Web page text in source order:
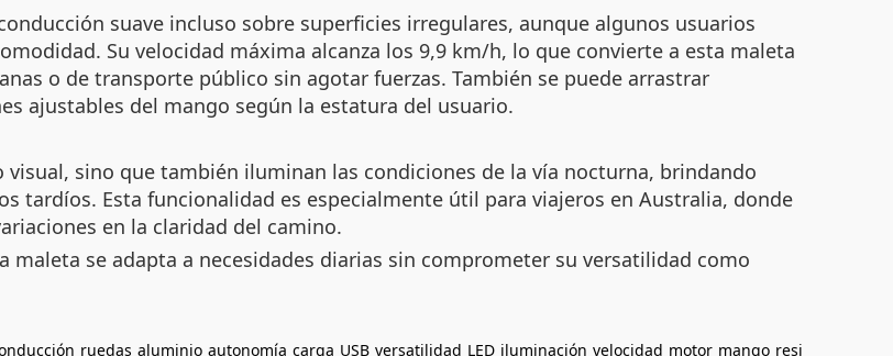
suave incluso sobre superficies irregulares, aunque algunos usuarios
Su velocidad máxima alcanza los 9,9 km/h, lo que convierte a esta maleta
o de transporte público sin agotar fuerzas. También se puede arrastrar
ajustables del mango según la estatura del usuario.
visual, sino que también iluminan las condiciones de la vía nocturna, brindando
tardíos. Esta funcionalidad es especialmente útil para viajeros en Australia, donde
en la claridad del camino.
maleta se adapta a necesidades diarias sin comprometer su versatilidad como
ruedas aluminio autonomía carga USB versatilidad LED iluminación velocidad motor mango resi